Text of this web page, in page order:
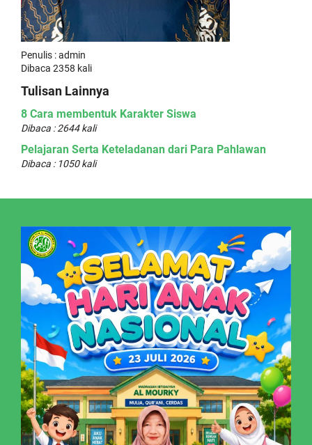
Penulis : admin
Dibaca 2358 kali
Tulisan Lainnya
8 Cara membentuk Karakter Siswa
Dibaca : 2644 kali
Pelajaran Serta Keteladanan dari Para Pahlawan
Dibaca : 1050 kali